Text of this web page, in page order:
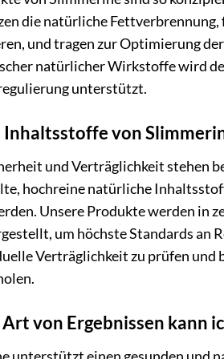
die natürliche
und tragen zur Optimierung
natürlicher Wirkstoffe wird
unterstützt.
Inhaltsstoffe von
und Verträglichkeit stehen
hochreine natürliche
Unsere Produkte werden in
um höchste Standards an
Verträglichkeit zu prüfen und
von Ergebnissen kann